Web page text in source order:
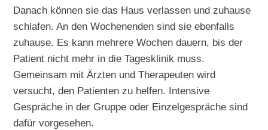
Danach können sie das Haus verlassen und zuhause
schlafen. An den Wochenenden sind sie ebenfalls
zuhause. Es kann mehrere Wochen dauern, bis der
Patient nicht mehr in die Tagesklinik muss.
Gemeinsam mit Ärzten und Therapeuten wird
versucht, den Patienten zu helfen. Intensive
Gespräche in der Gruppe oder Einzelgespräche sind
dafür vorgesehen.